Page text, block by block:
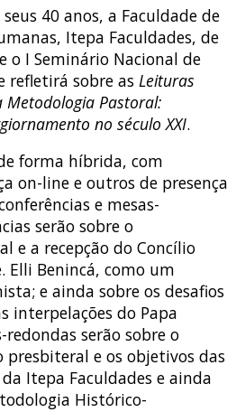
40 anos, a Faculdade de
Itepa Faculdades, de
o I Seminário Nacional de
refletirá sobre as Leituras
Metodologia Pastoral:
no século XXI.
forma híbrida, com
on-line e outros de presença
e mesas-
serão sobre o
e a recepção do Concílio
Elli Benincá, como um
e ainda sobre os desafios
interpelações do Papa
redondas serão sobre o
e os objetivos das
Itepa Faculdades e ainda
Histórico-